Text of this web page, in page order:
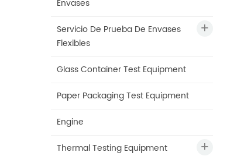
Envases
Servicio De Prueba De Envases
Flexibles
Glass Container Test Equipment
Paper Packaging Test Equipment
Engine
Thermal Testing Equipment